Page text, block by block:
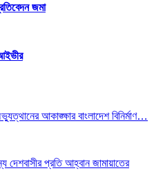
জমা
আকাঙ্ক্ষার বাংলাদেশ বিনির্মাণ…
দেশবাসীর প্রতি আহ্বান জামায়াতের